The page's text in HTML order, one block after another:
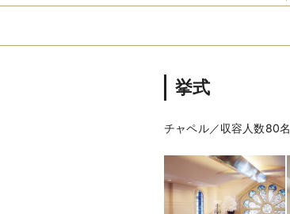
挙式
チャペル／収容人数80名